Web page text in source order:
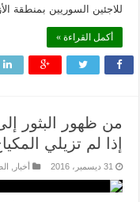
للاجئين السوريين بمنطقة
أكمل القراءة »
إذا لم تزيلي
31 ديسمبر، 2016 أخبار